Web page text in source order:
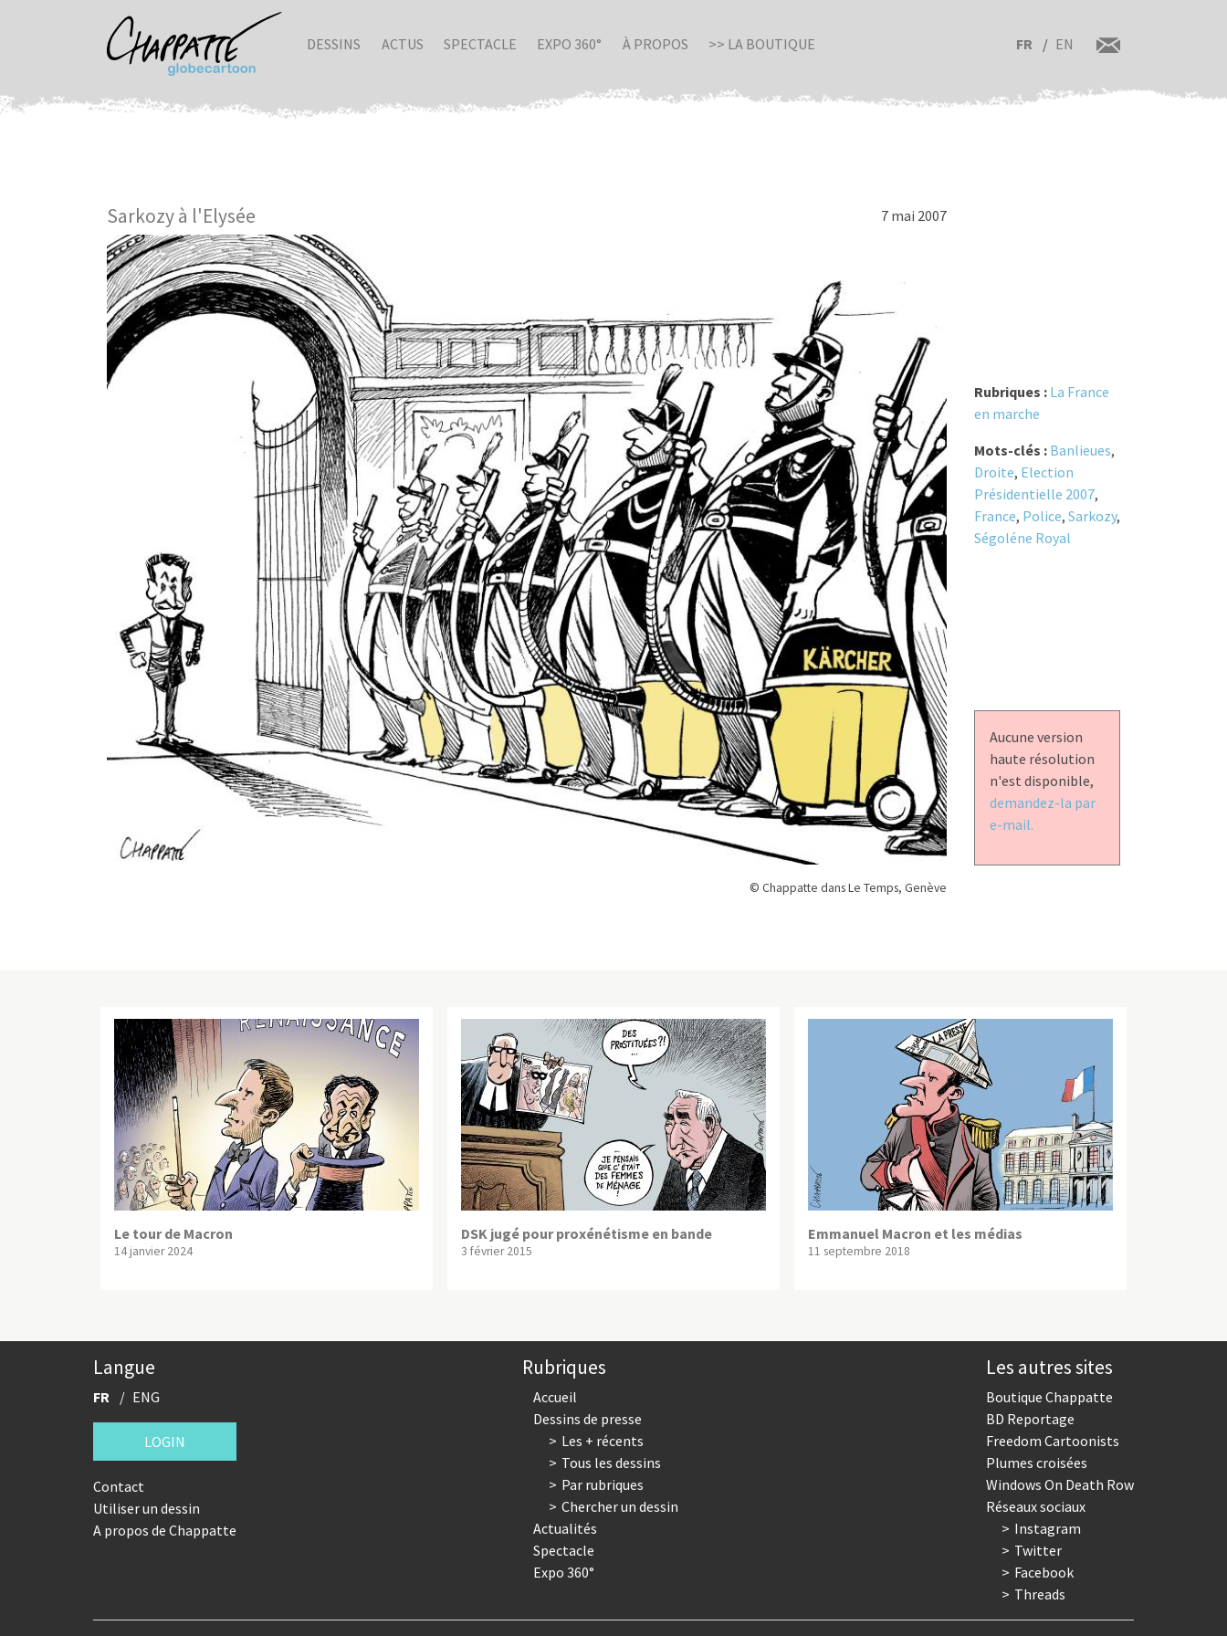
DESSINS ACTUS SPECTACLE EXPO 360° À PROPOS >> LA BOUTIQUE FR EN
Sarkozy à l'Elysée 7 mai 2007
© Chappatte dans Le Temps, Genève
Rubriques : La France
en marche
Mots-clés : Banlieues,
Droite, Election
Présidentielle 2007,
France, Police, Sarkozy,
Ségoléne Royal
Aucune version
haute résolution
n'est disponible,
demandez-la par
e-mail.
Le tour de Macron
14 janvier 2024
DSK jugé pour proxénétisme en bande
3 février 2015
Emmanuel Macron et les médias
11 septembre 2018
Langue
FR ENG
LOGIN
Contact
Utiliser un dessin
A propos de Chappatte
Rubriques
Accueil
Dessins de presse
Les + récents
Tous les dessins
Par rubriques
Chercher un dessin
Actualités
Spectacle
Expo 360°
Les autres sites
Boutique Chappatte
BD Reportage
Freedom Cartoonists
Plumes croisées
Windows On Death Row
Réseaux sociaux
Instagram
Twitter
Facebook
Threads